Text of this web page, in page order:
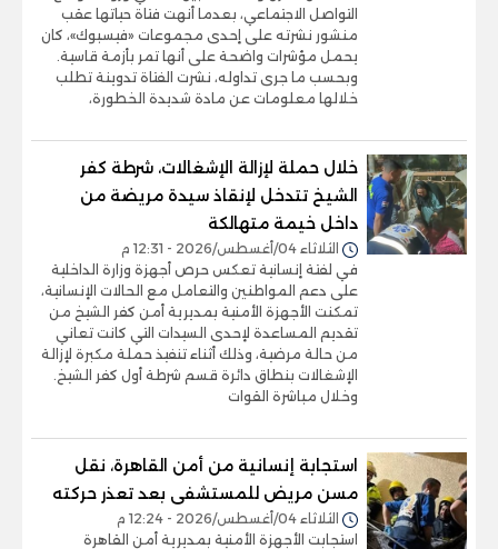
التواصل الاجتماعي، بعدما أنهت فتاة حياتها عقب
منشور نشرته على إحدى مجموعات «فيسبوك»، كان
يحمل مؤشرات واضحة على أنها تمر بأزمة قاسية.
وبحسب ما جرى تداوله، نشرت الفتاة تدوينة تطلب
خلالها معلومات عن مادة شديدة الخطورة،
خلال حملة لإزالة الإشغالات، شرطة كفر
الشيخ تتدخل لإنقاذ سيدة مريضة من
داخل خيمة متهالكة
الثلاثاء 04/أغسطس/2026 - 12:31 م
في لفتة إنسانية تعكس حرص أجهزة وزارة الداخلية
على دعم المواطنين والتعامل مع الحالات الإنسانية،
تمكنت الأجهزة الأمنية بمديرية أمن كفر الشيخ من
تقديم المساعدة لإحدى السيدات التي كانت تعاني
من حالة مرضية، وذلك أثناء تنفيذ حملة مكبرة لإزالة
الإشغالات بنطاق دائرة قسم شرطة أول كفر الشيخ.
وخلال مباشرة القوات
استجابة إنسانية من أمن القاهرة، نقل
مسن مريض للمستشفى بعد تعذر حركته
الثلاثاء 04/أغسطس/2026 - 12:24 م
استجابت الأجهزة الأمنية بمديرية أمن القاهرة